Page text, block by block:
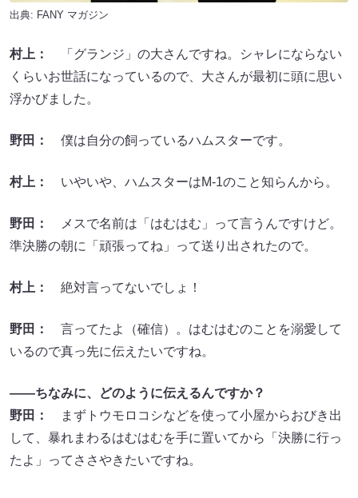
出典: FANY マガジン
村上：
「グランジ」の大さんですね。シャレにならない
くらいお世話になっているので、大さんが最初に頭に思い
浮かびました。
野田： 僕は自分の飼っているハムスターです。
村上： いやいや、ハムスターはM-1のこと知らんから。
野田：
メスで名前は「はむはむ」って言うんですけど。
準決勝の朝に「頑張ってね」って送り出されたので。
村上： 絶対言ってないでしょ！
野田：
言ってたよ（確信）。はむはむのことを溺愛して
いるので真っ先に伝えたいですね。
――ちなみに、どのように伝えるんですか？
野田：
まずトウモロコシなどを使って小屋からおびき出
して、暴れまわるはむはむを手に置いてから「決勝に行っ
たよ」ってささやきたいですね。